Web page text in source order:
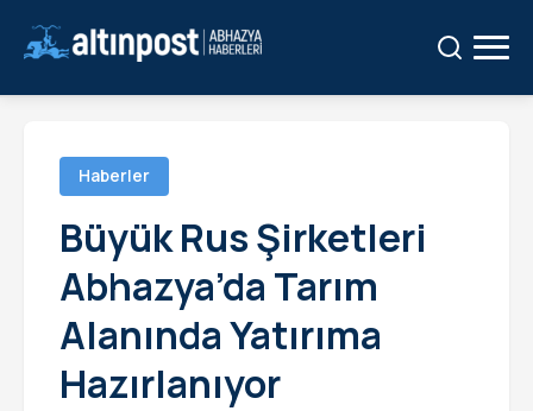
Haberler
Büyük Rus Şirketleri
Abhazya’da Tarım
Alanında Yatırıma
Hazırlanıyor